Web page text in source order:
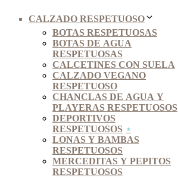
CALZADO RESPETUOSO
BOTAS RESPETUOSAS
BOTAS DE AGUA
RESPETUOSAS
CALCETINES CON SUELA
CALZADO VEGANO
RESPETUOSO
CHANCLAS DE AGUA Y
PLAYERAS RESPETUOSOS
DEPORTIVOS
RESPETUOSOS
LONAS Y BAMBAS
RESPETUOSOS
MERCEDITAS Y PEPITOS
RESPETUOSOS